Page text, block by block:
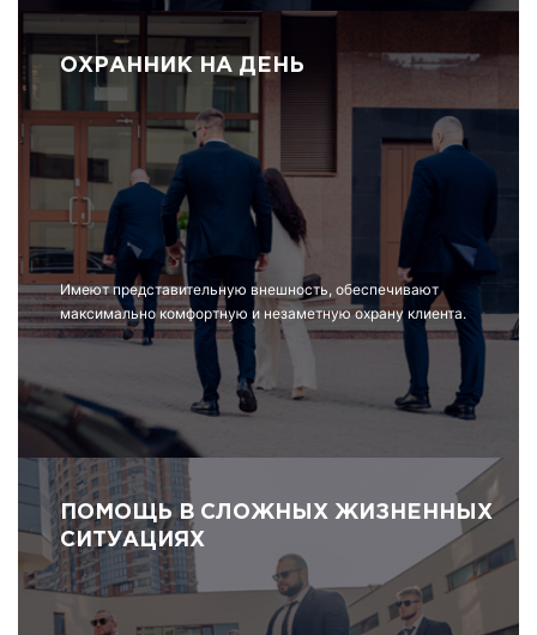
ОХРАННИК НА ДЕНЬ
Имеют представительную внешность, обеспечивают
максимально комфортную и незаметную охрану клиента.
ПОМОЩЬ В СЛОЖНЫХ ЖИЗНЕННЫХ
СИТУАЦИЯХ